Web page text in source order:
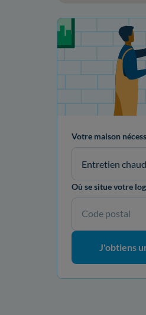
Votre projet de
Votre maison
Entretien
Où se situe votre
Code postal
J'obtiens